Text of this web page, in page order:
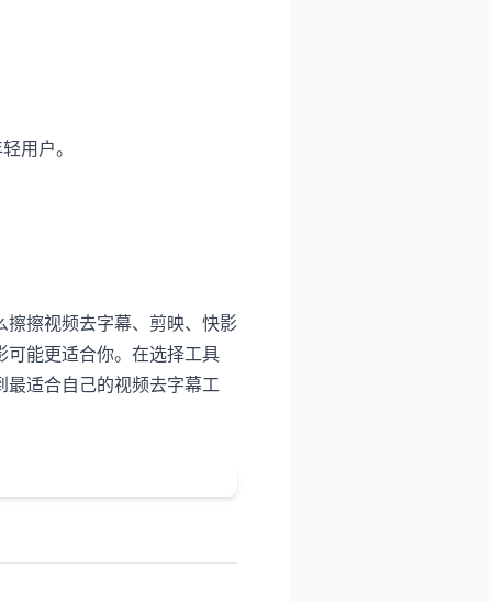
用户。
擦视频去字幕、剪映、快影
可能更适合你。在选择工具
最适合自己的视频去字幕工